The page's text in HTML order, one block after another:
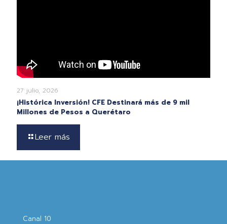
27 julio, 2026
¡Histórica Inversión! CFE Destinará más de 9 mil
Millones de Pesos a Querétaro
Leer más
Canal 10